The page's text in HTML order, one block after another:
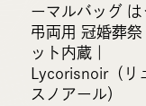
ーマルバッグ は
弔両用 冠婚葬祭
ット内蔵｜
Lycorisnoir（リ
スノアール）